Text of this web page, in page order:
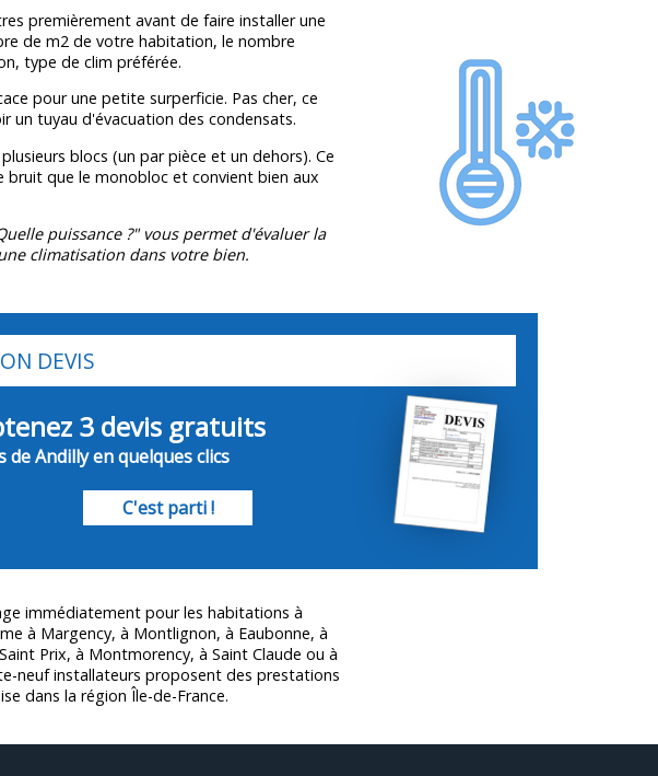
premièrement avant de faire installer une
de m2 de votre habitation, le nombre
type de clim préférée.
pour une petite surperficie. Pas cher, ce
un tuyau d'évacuation des condensats.
blocs (un par pièce et un dehors). Ce
bruit que le monobloc et convient bien aux
puissance ?" vous permet d'évaluer la
climatisation dans votre bien.
DEVIS
3 devis gratuits
de Andilly en quelques clics
C'est parti !
immédiatement pour les habitations à
à Margency, à Montlignon, à Eaubonne, à
Prix, à Montmorency, à Saint Claude ou à
neuf installateurs proposent des prestations
dans la région Île-de-France.